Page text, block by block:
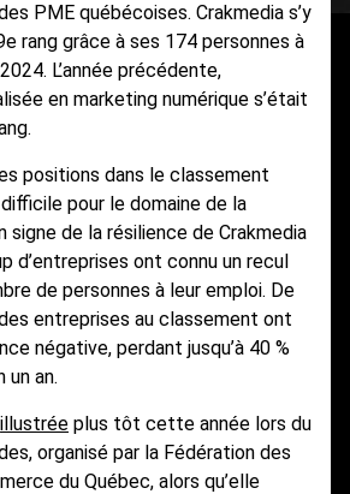
PME québécoises. Crakmedia s’y
rang grâce à ses 174 personnes à
L’année précédente,
en marketing numérique s’était
positions dans le classement
pour le domaine de la
signe de la résilience de Crakmedia
d’entreprises ont connu un recul
de personnes à leur emploi. De
entreprises au classement ont
négative, perdant jusqu’à 40 %
an.
illustrée plus tôt cette année lors du
organisé par la Fédération des
du Québec, alors qu’elle